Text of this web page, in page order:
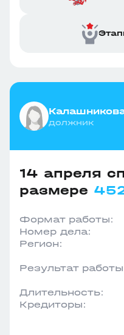
должник
14 апреля
размере
Формат работы:
Номер дела:
Регион:
Результат
Длительность:
Кредиторы: